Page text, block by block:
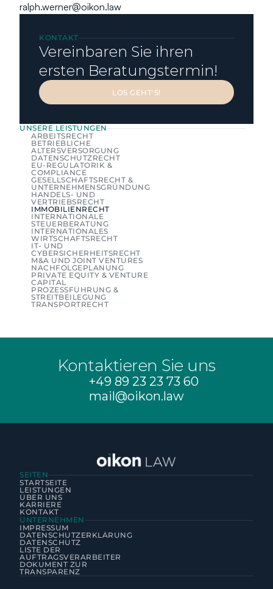
UNSERE LEISTUNGEN
ARBEITSRECHT
BETRIEBLICHE
ALTERSVERSORGUNG
DATENSCHUTZRECHT
EU-REGULATORIK &
COMPLIANCE
GESELLSCHAFTSRECHT &
UNTERNEHMENSGRÜNDUNG
HANDELS- UND
VERTRIEBSRECHT
IMMOBILIENRECHT
INTERNATIONALE
STEUERBERATUNG
INTERNATIONALES
WIRTSCHAFTSRECHT
IT- UND
CYBERSICHERHEITSRECHT
M&A UND JOINT VENTURES
NACHFOLGEPLANUNG
PRIVATE EQUITY & VENTURE
CAPITAL
PROZESSFÜHRUNG &
STREITBEILEGUNG
TRANSPORTRECHT
ralph.werner@oikon.law
KONTAKT
Vereinbaren Sie ihren
ersten Beratungstermin!
LOS GEHT'S!
Kontaktieren Sie uns
+49 89 23 23 73 60
mail@oikon.law
SEITEN
STARTSEITE
LEISTUNGEN
ÜBER UNS
KARRIERE
KONTAKT
UNTERNEHMEN
IMPRESSUM
DATENSCHUTZERKLÄRUNG
DATENSCHUTZ
LISTE DER
AUFTRAGSVERARBEITER
DOKUMENT ZUR
TRANSPARENZ